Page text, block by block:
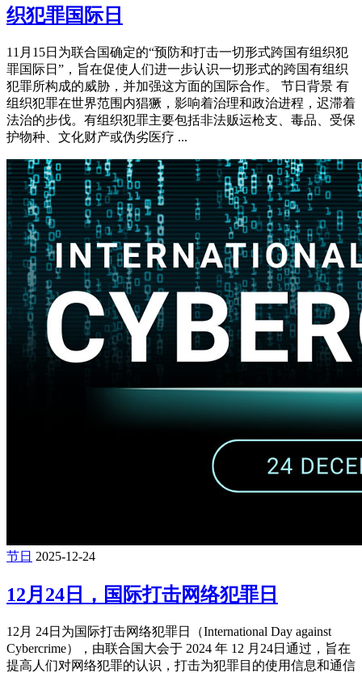
织犯罪国际日
11月15日为联合国确定的“预防和打击一切形式跨国有组织犯
罪国际日”，旨在促使人们进一步认识一切形式的跨国有组织
犯罪所构成的威胁，并加强这方面的国际合作。 节日背景 有
组织犯罪在世界范围内猖獗，影响着治理和政治进程，迟滞着
法治的步伐。有组织犯罪主要包括非法贩运枪支、毒品、受保
护物种、文化财产或伪劣医疗 ...
节日 2025-12-24
12月24日，国际打击网络犯罪日
12月 24日为国际打击网络犯罪日（International Day against
Cybercrime），由联合国大会于 2024 年 12 月24日通过，旨在
提高人们对网络犯罪的认识，打击为犯罪目的使用信息和通信